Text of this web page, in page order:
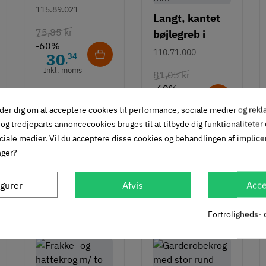
115.89.021
75,85 kr
-60%
30,34
Inkl. moms
Langt, kantet
bøjlegreb i
rustfrit stål m/
- 490 mm
110.71.000
81,05 kr
-60%
Inkl. moms
61 stk på lager
dig om at acceptere cookies til performance, sociale medier og
tredjeparts annoncecookies bruges til at tilbyde dig funktionaliteter
medier. Vil du acceptere disse cookies og behandlingen af
Afvis
Fortroligheds-